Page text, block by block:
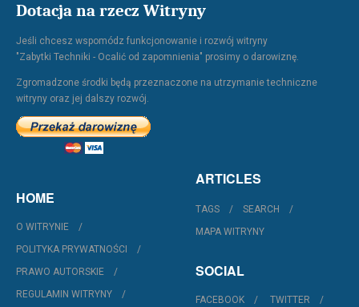
Dotacja na rzecz Witryny
Jeśli chcesz wspomódz funkcjonowanie i rozwój witryny
"Zabytki Techniki - Ocalić od zapomnienia" prosimy o darowiznę.
Zgromadzone środki będą przeznaczone na utrzymanie techniczne
witryny oraz jej dalszy rozwój.
HOME
O WITRYNIE
POLITYKA PRYWATNOŚCI
PRAWO AUTORSKIE
REGULAMIN WITRYNY
ARTICLES
TAGS
SEARCH
MAPA WITRYNY
SOCIAL
FACEBOOK
TWITTER